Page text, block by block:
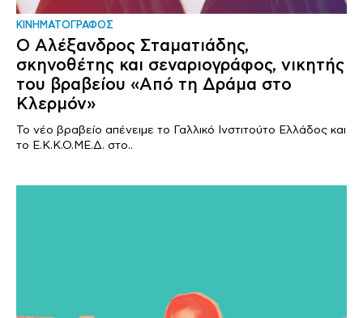
ΚΙΝΗΜΑΤΟΓΡΑΦΟΣ
Ο Αλέξανδρος Σταματιάδης,
σκηνοθέτης και σεναριογράφος, νικητής
του βραβείου «Από τη Δράμα στο
Κλερμόν»
To νέο βραβείο απένειμε το Γαλλικό Ινστιτούτο Ελλάδος και
το Ε.Κ.Κ.Ο.ΜΕ.Δ. στο..